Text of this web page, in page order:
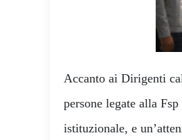
Accanto ai Dirigenti
persone legate alla
istituzionale, e